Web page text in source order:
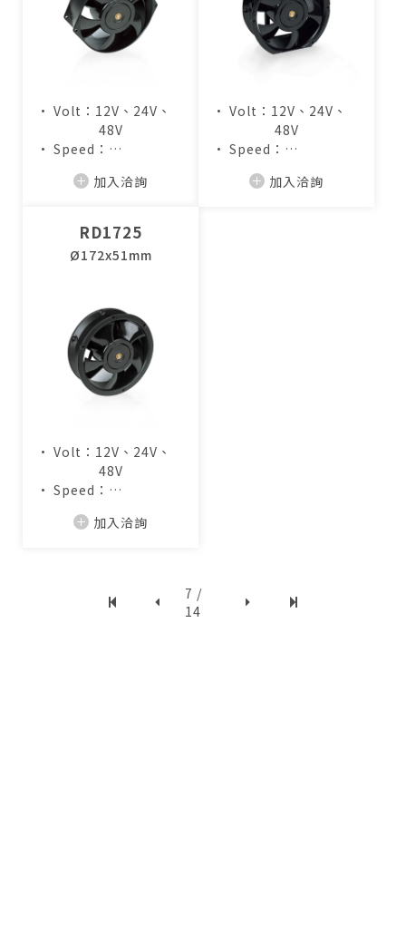
• Volt：12V、24V、
48V
• Speed：
• Air Flow：
加入洽詢
• Volt：12V、24V、
48V
• Speed：
• Air Flow：
加入洽詢
RD1725
Ø172x51mm
• Volt：12V、24V、
48V
• Speed：
• Air Flow：
加入洽詢
7 /
14
僅必需的Cookies